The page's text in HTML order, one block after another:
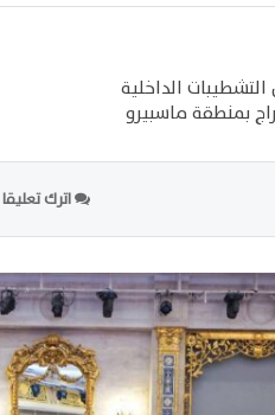
التشطيبات الداخلية
بمنطقة ماسبيرو
اترك تعليقا